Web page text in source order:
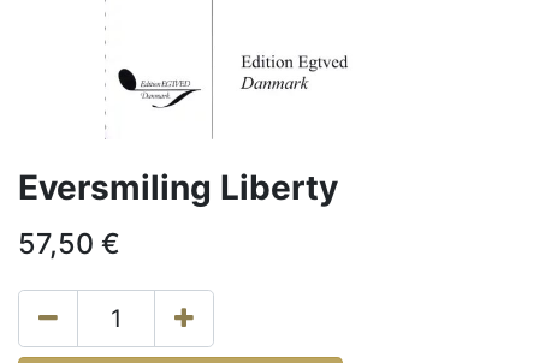
Eversmiling Liberty
57,50 €